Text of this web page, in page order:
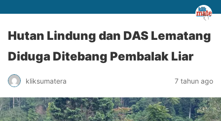
Hutan Lindung dan DAS Lematang
Diduga Ditebang Pembalak Liar
kliksumatera 7 tahun ago